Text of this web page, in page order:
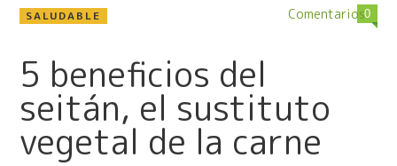
Comentarios0
SALUDABLE
5 beneficios del
seitán, el sustituto
vegetal de la carne